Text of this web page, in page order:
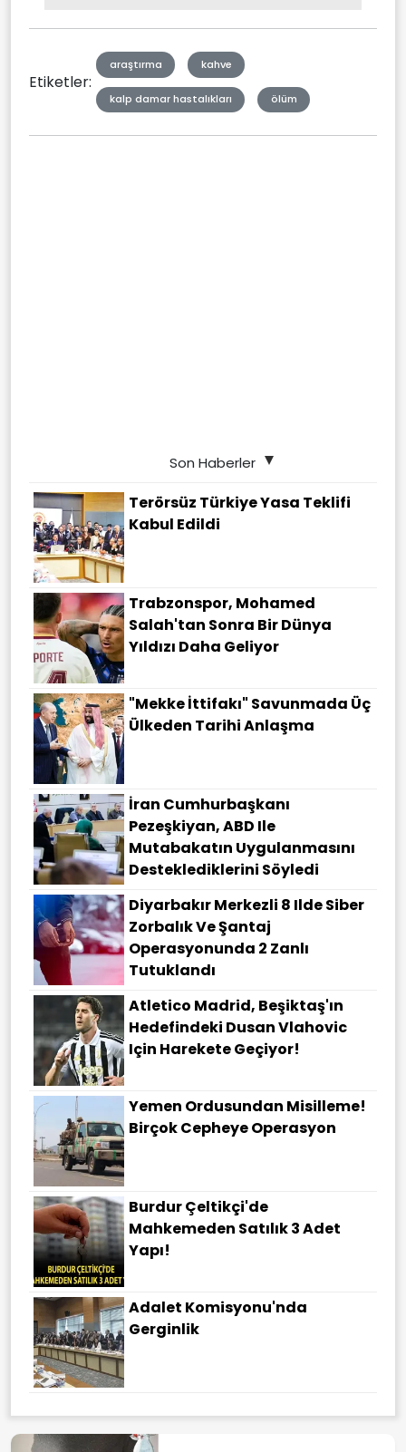
Etiketler:
araştırma kahve
kalp damar hastalıkları ölüm
Son Haberler
Terörsüz Türkiye Yasa Teklifi
Kabul Edildi
Trabzonspor, Mohamed
Salah'tan Sonra Bir Dünya
Yıldızı Daha Geliyor
"Mekke İttifakı" Savunmada Üç
Ülkeden Tarihi Anlaşma
İran Cumhurbaşkanı
Pezeşkiyan, ABD Ile
Mutabakatın Uygulanmasını
Desteklediklerini Söyledi
Diyarbakır Merkezli 8 Ilde Siber
Zorbalık Ve Şantaj
Operasyonunda 2 Zanlı
Tutuklandı
Atletico Madrid, Beşiktaş'ın
Hedefindeki Dusan Vlahovic
Için Harekete Geçiyor!
Yemen Ordusundan Misilleme!
Birçok Cepheye Operasyon
Burdur Çeltikçi'de
Mahkemeden Satılık 3 Adet
Yapı!
Adalet Komisyonu'nda
Gerginlik